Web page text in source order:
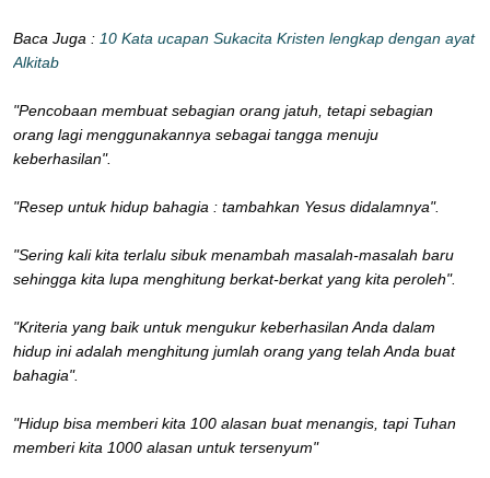
Baca Juga : 10 Kata ucapan Sukacita Kristen lengkap dengan ayat
Alkitab
"Pencobaan membuat sebagian orang jatuh, tetapi sebagian
orang lagi menggunakannya sebagai tangga menuju
keberhasilan".
"Resep untuk hidup bahagia : tambahkan Yesus didalamnya".
"Sering kali kita terlalu sibuk menambah masalah-masalah baru
sehingga kita lupa menghitung berkat-berkat yang kita peroleh".
"Kriteria yang baik untuk mengukur keberhasilan Anda dalam
hidup ini adalah menghitung jumlah orang yang telah Anda buat
bahagia".
"Hidup bisa memberi kita 100 alasan buat menangis, tapi Tuhan
memberi kita 1000 alasan untuk tersenyum"